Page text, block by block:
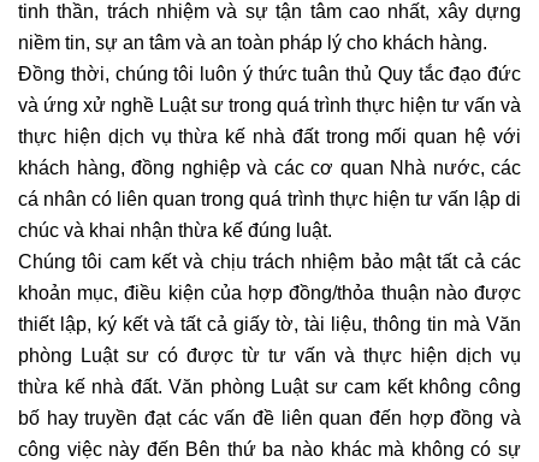
tinh thần, trách nhiệm và sự tận tâm cao nhất, xây dựng
niềm tin, sự an tâm và an toàn pháp lý cho khách hàng.
Đồng thời, chúng tôi luôn ý thức tuân thủ Quy tắc đạo đức
và ứng xử nghề Luật sư trong quá trình thực hiện tư vấn và
thực hiện dịch vụ thừa kế nhà đất trong mối quan hệ với
khách hàng, đồng nghiệp và các cơ quan Nhà nước, các
cá nhân có liên quan trong quá trình thực hiện tư vấn lập di
chúc và khai nhận thừa kế đúng luật.
Chúng tôi cam kết và chịu trách nhiệm bảo mật tất cả các
khoản mục, điều kiện của hợp đồng/thỏa thuận nào được
thiết lập, ký kết và tất cả giấy tờ, tài liệu, thông tin mà Văn
phòng Luật sư có được từ tư vấn và thực hiện dịch vụ
thừa kế nhà đất. Văn phòng Luật sư cam kết không công
bố hay truyền đạt các vấn đề liên quan đến hợp đồng và
công việc này đến Bên thứ ba nào khác mà không có sự